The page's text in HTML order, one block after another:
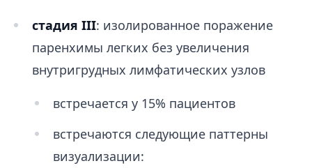
стадия III: изолированное поражение
паренхимы легких без увеличения
внутригрудных лимфатических узлов
встречается у 15% пациентов
встречаются следующие паттерны
визуализации: